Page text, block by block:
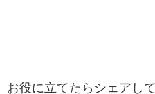
お役に立てたらシェアし